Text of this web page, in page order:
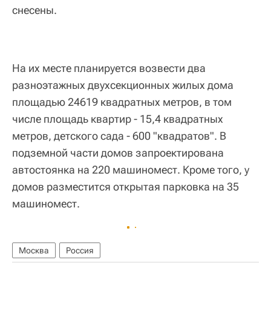
снесены.
На их месте планируется возвести два
разноэтажных двухсекционных жилых дома
площадью 24619 квадратных метров, в том
числе площадь квартир - 15,4 квадратных
метров, детского сада - 600 "квадратов". В
подземной части домов запроектирована
автостоянка на 220 машиномест. Кроме того, у
домов разместится открытая парковка на 35
машиномест.
Москва Россия